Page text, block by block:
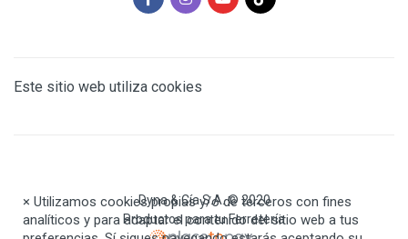
Este sitio web utiliza cookies
Dyna & Cía S.A. © 2020
Productos para tu Ferretería
× Utilizamos cookies propias y/o de terceros con fines
analíticos y para adaptar el contenido del sitio web a tus